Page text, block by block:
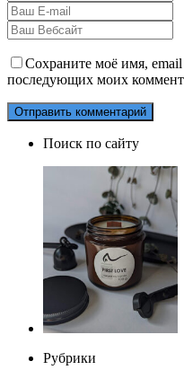
Сохраните моё имя, email
последующих моих
Поиск по сайту
Рубрики